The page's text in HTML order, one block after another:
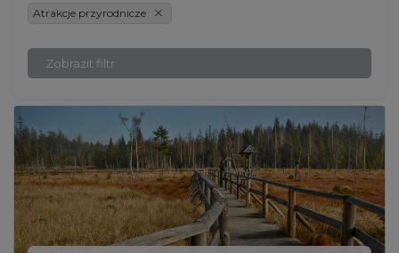
Atrakcje przyrodnicze
Zobrazit filtr